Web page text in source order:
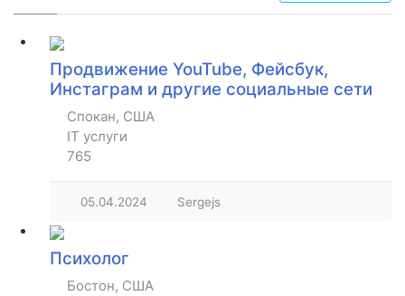
Продвижение YouTube, Фейсбук,
Инстаграм и другие социальные сети
Спокан, США
IT услуги
765
05.04.2024 Sergejs
Психолог
Бостон, США